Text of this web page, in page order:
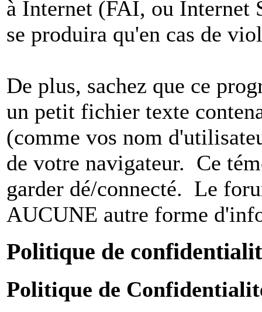
à Internet (FAI, ou
se produira qu'en cas de
De plus, sachez que ce
un petit fichier texte
(comme vos nom
de votre navigateur. Ce
garder dé/connecté. Le
AUCUNE autre forme
Politique de
Politique de